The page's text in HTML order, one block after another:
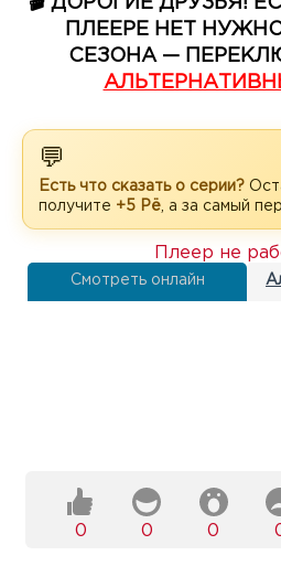
ПЛЕЕРЕ НЕТ
СЕЗОНА —
💬
Есть что сказать о серии?
получите +5 Рё , а за самый
Смотреть онлайн
Плеер не
0 0 0